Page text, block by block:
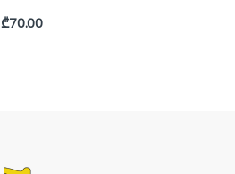
₾70.00